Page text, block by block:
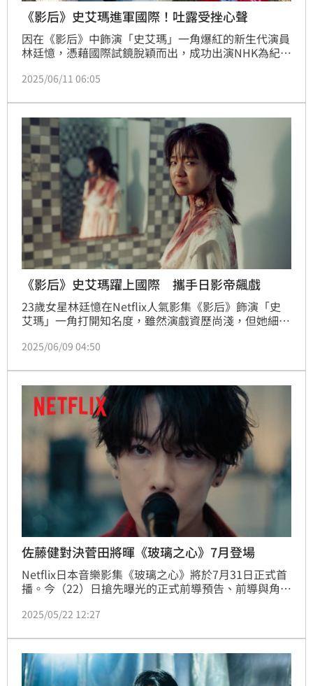
《影后》史艾瑪進軍國際！吐露受挫心聲
因在《影后》中飾演「史艾瑪」一角爆紅的新生代演員
林廷憶，憑藉國際試鏡脫穎而出，成功出演NHK為紀念
角菅田將暉（飾演白石蒼人）共同演出。
2025/06/11 06:05
《影后》史艾瑪躍上國際 攜手日影帝飆戲
23歲女星林廷憶在Netflix人氣影集《影后》飾演「史
艾瑪」一角打開知名度，雖然演戲資歷尚淺，但她細膩
出林廷憶通過國際試鏡，將出演日本NHK紀念日本廣播
老公菅田將暉同台飆戲，消息一出引發熱烈討論。
2025/06/09 04:50
佐藤健對決菅田將暉《玻璃之心》7月登場
Netflix日本音樂影集《玻璃之心》將於7月31日正式首
播。今（22）日搶先曝光的正式前導預告、前導與角色
受。觀眾也將首次聽到由劇中樂團TENBLANK所演唱
而歌詞則出自 RADWIMPS主唱野田洋次郎之手！林汝
珊
2025/05/22 12:27